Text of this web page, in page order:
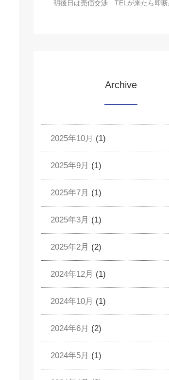
明後日は売価交渉 TELが来たら即断
Archive
2025年10月 (1)
2025年9月 (1)
2025年7月 (1)
2025年3月 (1)
2025年2月 (2)
2024年12月 (1)
2024年10月 (1)
2024年6月 (2)
2024年5月 (1)